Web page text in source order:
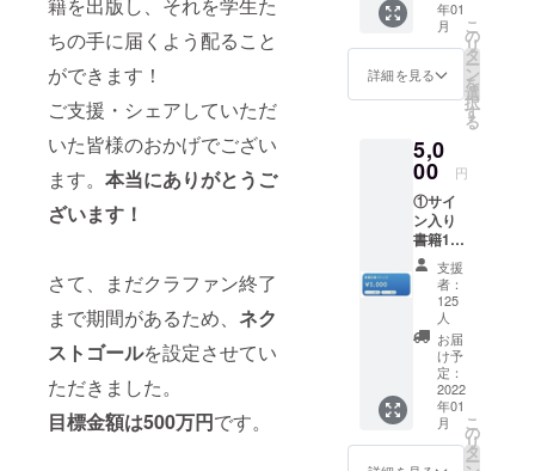
籍を出版し、それを学生た
ちの手に届くよう配ること
ができます！
ご支援・シェアしていただ
いた皆様のおかげでござい
ます。 本当にありがとうご
ざいます！
さて、まだクラファン終了
まで期間があるため、 ネク
ストゴールを設定させてい
ただきました。
目標金額は500万円です。
任。ユメは
世界一ヒト
を惹きつけ
る会社を創
日(火) ■
時間：
19:30-
21:00 ■
者に
zoomの
発行し
ます。
■共催
Flags
Niigata
、渋谷
修太
応援と
して書
籍の謝
辞内に
ご希望
載しま
す。 ※
支援
時、必
ず備考
欄にご
希望の
お名前
をご記
入くだ
さい。
※文字数
や表現
によっ
てご希
望の名
前に添
年01
月
詳細を見る
こ
の
リ
タ
ー
ン
を
選
択
す
る
5,0
00 円
①サイ
ン入り
書籍1冊
②クラ
ファン
限定帯
※書籍の
発売日
が未定
のため
お届け
予定が
前後す
る可能
支援
者：
125
人
お届
け予
定：
2022
年01
月
こ
の
リ
タ
ー